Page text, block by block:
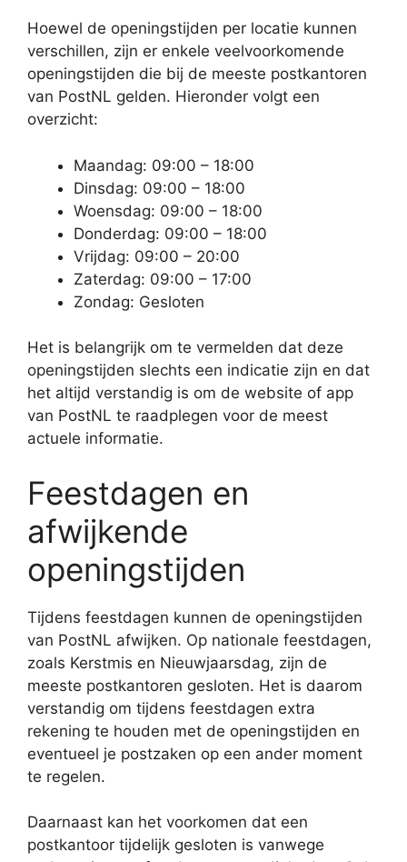
Hoewel de openingstijden per locatie kunnen
verschillen, zijn er enkele veelvoorkomende
openingstijden die bij de meeste postkantoren
van PostNL gelden. Hieronder volgt een
overzicht:
Maandag: 09:00 – 18:00
Dinsdag: 09:00 – 18:00
Woensdag: 09:00 – 18:00
Donderdag: 09:00 – 18:00
Vrijdag: 09:00 – 20:00
Zaterdag: 09:00 – 17:00
Zondag: Gesloten
Het is belangrijk om te vermelden dat deze
openingstijden slechts een indicatie zijn en dat
het altijd verstandig is om de website of app
van PostNL te raadplegen voor de meest
actuele informatie.
Feestdagen en
afwijkende
openingstijden
Tijdens feestdagen kunnen de openingstijden
van PostNL afwijken. Op nationale feestdagen,
zoals Kerstmis en Nieuwjaarsdag, zijn de
meeste postkantoren gesloten. Het is daarom
verstandig om tijdens feestdagen extra
rekening te houden met de openingstijden en
eventueel je postzaken op een ander moment
te regelen.
Daarnaast kan het voorkomen dat een
postkantoor tijdelijk gesloten is vanwege